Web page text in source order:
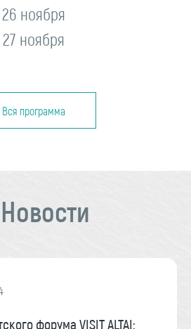
26 ноября
27 ноября
Вся программа
форума VISIT ALTAI: